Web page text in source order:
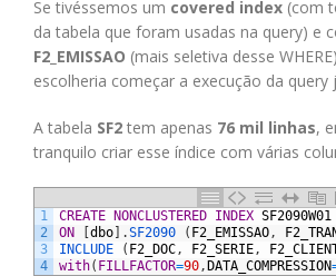
Se tivéssemos um covered index (com
da tabela que foram usadas na query) e
F2_EMISSAO (mais seletiva desse
escolheria começar a execução da query
A tabela SF2 tem apenas 76 mil linhas,
tranquilo criar esse índice com várias
1
2
3
4
CREATE NONCLUSTERED INDEX SF2090W01
ON
dbo .SF2090 ( F2_EMISSAO,
INCLUDE
( F2_DOC, F2_SERIE,
with( FILLFACTOR=90, DATA_COMPRESSION